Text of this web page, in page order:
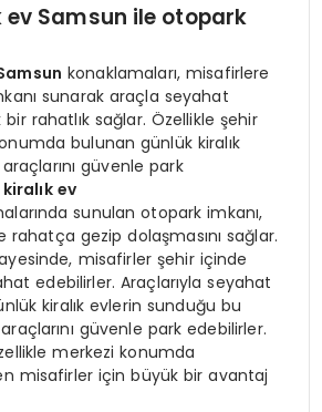
ev Samsun ile otopark
konaklamaları, misafirlere
sunarak araçla seyahat
rahatlık sağlar. Özellikle şehir
bulunan günlük kiralık
güvenle park
ev
sunulan otopark imkanı,
gezip dolaşmasını sağlar.
misafirler şehir içinde
edebilirler. Araçlarıyla seyahat
kiralık evlerin sunduğu bu
güvenle park edebilirler.
merkezi konumda
misafirler için büyük bir avantaj